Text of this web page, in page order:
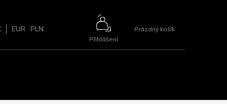
EUR PLN
Přihlášení
NÁKUPNÍ
Prázdný košík